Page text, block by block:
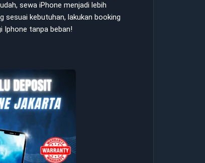
sewa iPhone menjadi lebih
sesuai kebutuhan, lakukan booking
Iphone tanpa beban!